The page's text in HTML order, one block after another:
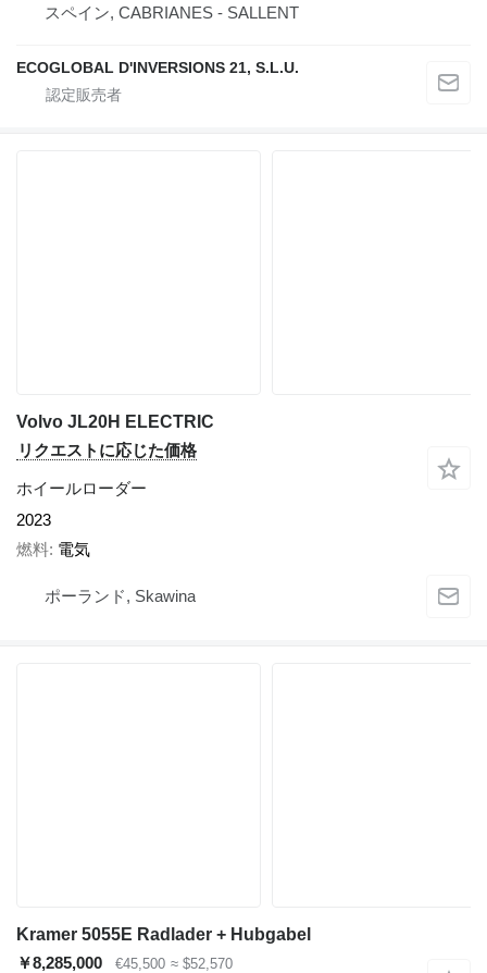
スペイン, CABRIANES - SALLENT
ECOGLOBAL D'INVERSIONS 21, S.L.U.
Volvo JL20H ELECTRIC
リクエストに応じた価格
ホイールローダー
2023
燃料 電気
ポーランド, Skawina
Kramer 5055E Radlader + Hubgabel
￥8,285,000
€45,500 ≈ $52,570